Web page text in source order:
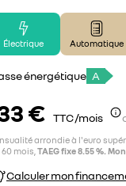
Électrique Automatique
énergétique A
€ TTC /mois
arrondie à l'euro
mois, TAEG fixe 8.55 %.
Calculer mon